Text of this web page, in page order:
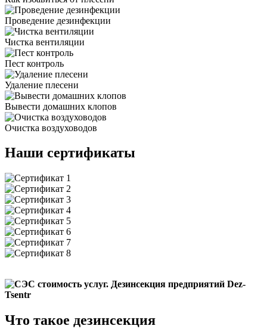
Проведение дезинфекции
Чистка вентиляции
Пест контроль
Удаление плесени
Вывести домашних клопов
Очистка воздуховодов
Наши сертификаты
Что такое дезинсекция